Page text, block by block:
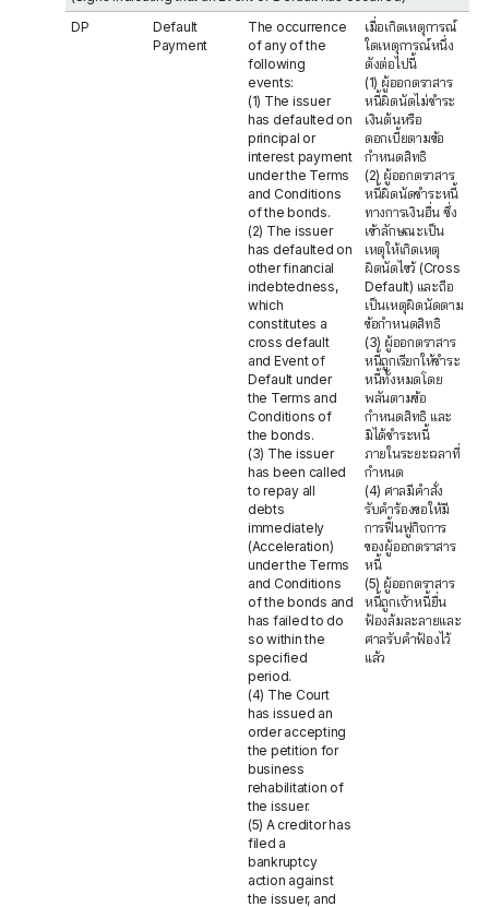
DP
Default
Payment
The occurrence
of any of the
following
events:
(1) The issuer
has defaulted on
principal or
interest payment
under the Terms
and Conditions
of the bonds.
(2) The issuer
has defaulted on
other financial
indebtedness,
which
constitutes a
cross default
and Event of
Default under
the Terms and
Conditions of
the bonds.
(3) The issuer
has been called
to repay all
debts
immediately
(Acceleration)
under the Terms
and Conditions
of the bonds and
has failed to do
so within the
specified
period.
(4) The Court
has issued an
order accepting
the petition for
business
rehabilitation of
the issuer.
(5) A creditor has
filed a
bankruptcy
action against
the issuer, and
เมื่อเกิดเหตุการณ์
ใดเหตุการณ์หนึ่ง
ดังต่อไปนี้
(1) ผู้ออกตราสาร
หนี้ผิดนัดไม่ชำระ
เงินต้นหรือ
ดอกเบี้ยตามข้อ
กำหนดสิทธิ
(2) ผู้ออกตราสาร
หนี้ผิดนัดชำระหนี้
ทางการเงินอื่น ซึ่ง
เข้าลักษณะเป็น
เหตุให้เกิดเหตุ
ผิดนัดไขว้ (Cross
Default) และถือ
เป็นเหตุผิดนัดตาม
ข้อกำหนดสิทธิ
(3) ผู้ออกตราสาร
หนี้ถูกเรียกให้ชำระ
หนี้ทั้งหมดโดย
พลันตามข้อ
กำหนดสิทธิ และ
มิได้ชำระหนี้
ภายในระยะเวลาที่
กำหนด
(4) ศาลมีคำสั่ง
รับคำร้องขอให้มี
การฟื้นฟูกิจการ
ของผู้ออกตราสาร
หนี้
(5) ผู้ออกตราสาร
หนี้ถูกเจ้าหนี้ยื่น
ฟ้องล้มละลายและ
ศาลรับคำฟ้องไว้
แล้ว